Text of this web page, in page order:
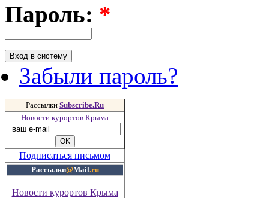
Пароль: *
Забыли пароль?
Рассылки Subscribe.Ru
Новости курортов Крыма
Подписаться письмом
Рассылки@Mail.ru
Новости курортов Крыма